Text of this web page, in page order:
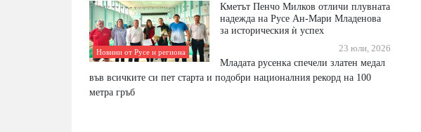
Новини от Русе и региона
Кметът Пенчо Милков отличи плувната
надежда на Русе Ан-Мари Младенова
за историческия ѝ успех
23 юли, 2026
Младата русенка спечели златен медал
във всичките си пет старта и подобри националния рекорд на 100
метра гръб